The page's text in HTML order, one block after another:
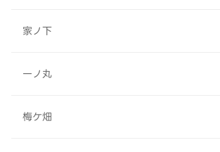
家ノ下
一ノ丸
梅ケ畑